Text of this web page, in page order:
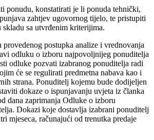
ponudu, konstatirati je li ponuda tehnički,
zahtjev ugovornog tijelo, te pristupiti
sa utvrđenim kriterijima.
provedenog postupka analize i vrednovanja
odluku o izboru najpovoljnijeg ponuditelja
odluke pozvati izabranog ponuditelja radi
će se regulirati predmetna nabava kao i
strana. Ponuditelj kojemu bude dodijeljen
dokaze o ispunjavanju uvjeta iz članka
dana zaprimanja Odluke o izboru
Dokazi koje dostavlja izabrani ponuditelj
mjeseca, računajući od trenutka predaje